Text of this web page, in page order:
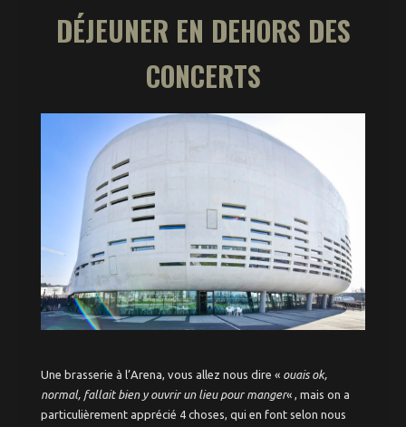
DÉJEUNER EN DEHORS DES
CONCERTS
Une brasserie à l’Arena, vous allez nous dire « ouais ok,
normal, fallait bien y ouvrir un lieu pour manger« , mais on a
particulièrement apprécié 4 choses, qui en font selon nous